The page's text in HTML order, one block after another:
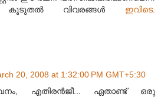
കൂടുതല്‍ വിവരങ്ങള്‍ ഇവിടെ.
20, 2008 at 1:32:00 PM GMT+5:30
എതിരന്‍ജീ... ഏതാണ്ട് ഒരു